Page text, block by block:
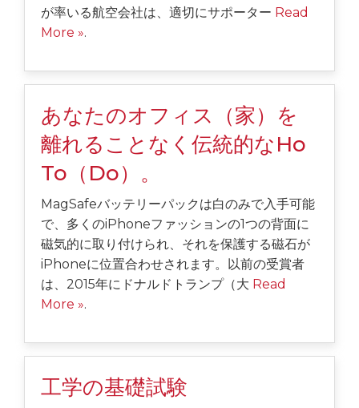
が率いる航空会社は、適切にサポーター Read
More ».
あなたのオフィス（家）を
離れることなく伝統的なHo
To（Do）。
MagSafeバッテリーパックは白のみで入手可能
で、多くのiPhoneファッションの1つの背面に
磁気的に取り付けられ、それを保護する磁石が
iPhoneに位置合わせされます。以前の受賞者
は、2015年にドナルドトランプ（大 Read
More ».
工学の基礎試験